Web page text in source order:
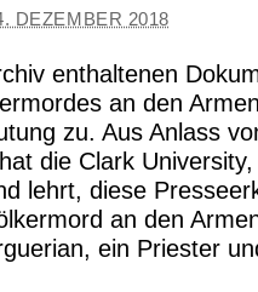
DEZEMBER 2018
enthaltenen
an den
zu. Aus Anlass
die Clark
lehrt, diese
an den
ein Priester